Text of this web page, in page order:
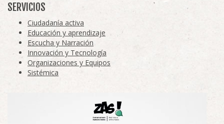
SERVICIOS
Ciudadanía activa
Educación y aprendizaje
Escucha y Narración
Innovación y Tecnología
Organizaciones y Equipos
Sistémica